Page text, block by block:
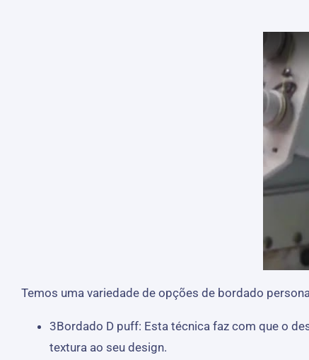
Temos uma variedade de opções de bordado
3Bordado D puff: Esta técnica faz com que o
textura ao seu design.